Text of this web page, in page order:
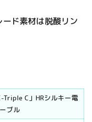
ド素材は脱酸リン
Triple C」HRシルキー電
ブル